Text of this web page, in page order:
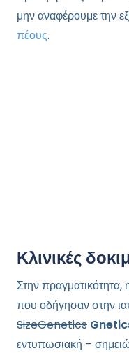
μην αναφέρουμε την
πέους.
Κλινικές
Στην πραγματικότητα,
που οδήγησαν στην
SizeGenetics
εντυπωσιακή –